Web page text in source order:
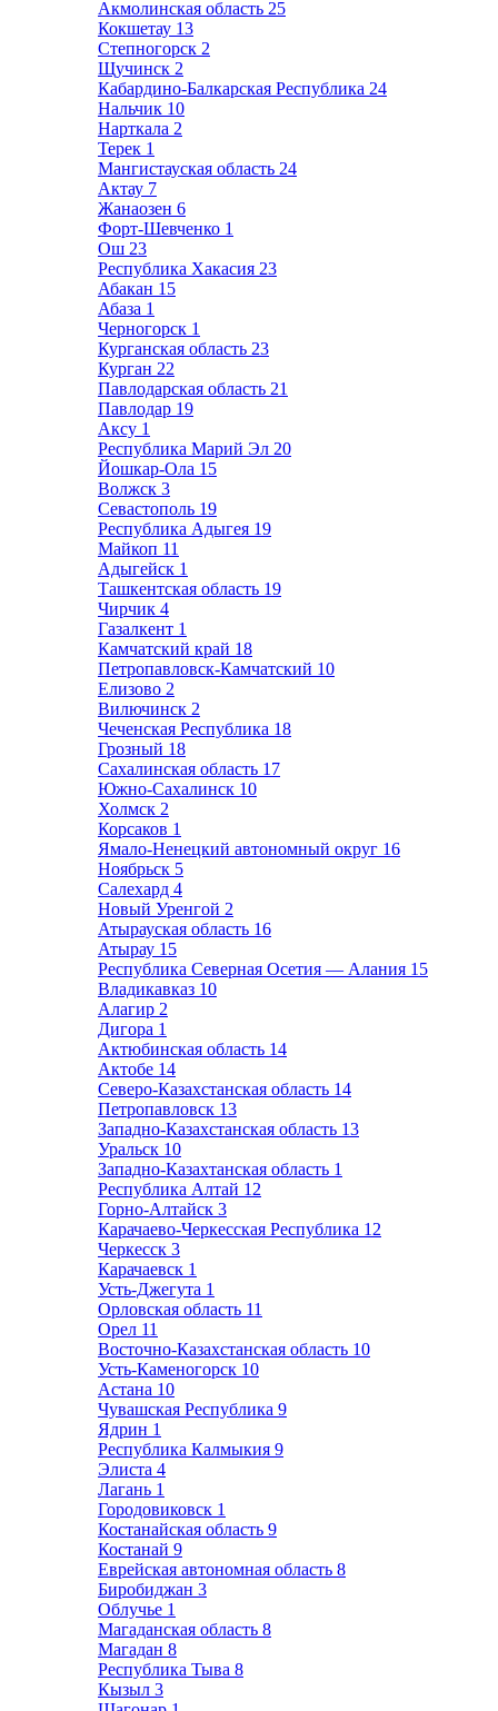
Акмолинская область 25
Кокшетау 13
Степногорск 2
Щучинск 2
Кабардино-Балкарская Республика 24
Нальчик 10
Нарткала 2
Терек 1
Мангистауская область 24
Актау 7
Жанаозен 6
Форт-Шевченко 1
Ош 23
Республика Хакасия 23
Абакан 15
Абаза 1
Черногорск 1
Курганская область 23
Курган 22
Павлодарская область 21
Павлодар 19
Аксу 1
Республика Марий Эл 20
Йошкар-Ола 15
Волжск 3
Севастополь 19
Республика Адыгея 19
Майкоп 11
Адыгейск 1
Ташкентская область 19
Чирчик 4
Газалкент 1
Камчатский край 18
Петропавловск-Камчатский 10
Елизово 2
Вилючинск 2
Чеченская Республика 18
Грозный 18
Сахалинская область 17
Южно-Сахалинск 10
Холмск 2
Корсаков 1
Ямало-Ненецкий автономный округ 16
Ноябрьск 5
Салехард 4
Новый Уренгой 2
Атырауская область 16
Атырау 15
Республика Северная Осетия — Алания 15
Владикавказ 10
Алагир 2
Дигора 1
Актюбинская область 14
Актобе 14
Северо-Казахстанская область 14
Петропавловск 13
Западно-Казахстанская область 13
Уральск 10
Западно-Казахтанская область 1
Республика Алтай 12
Горно-Алтайск 3
Карачаево-Черкесская Республика 12
Черкесск 3
Карачаевск 1
Усть-Джегута 1
Орловская область 11
Орел 11
Восточно-Казахстанская область 10
Усть-Каменогорск 10
Астана 10
Чувашская Республика 9
Ядрин 1
Республика Калмыкия 9
Элиста 4
Лагань 1
Городовиковск 1
Костанайская область 9
Костанай 9
Еврейская автономная область 8
Биробиджан 3
Облучье 1
Магаданская область 8
Магадан 8
Республика Тыва 8
Кызыл 3